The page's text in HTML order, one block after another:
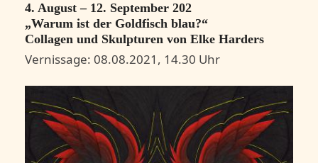
4. August – 12. September 202
„Warum ist der Goldfisch blau?“
Collagen und Skulpturen von Elke Harders
Vernissage: 08.08.2021, 14.30 Uhr